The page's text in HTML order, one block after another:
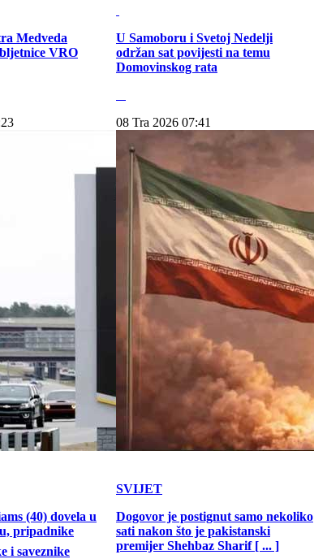
Medveda
VRO
U Samoboru i Svetoj Nedelji
održan sat povijesti na temu
Domovinskog rata
(40) dovela u
pripadnike
i saveznike
08 Tra 2026 07:41
SVIJET
Dogovor je postignut samo nekoliko
sati nakon što je pakistanski
premijer Shehbaz Sharif [ ... ]